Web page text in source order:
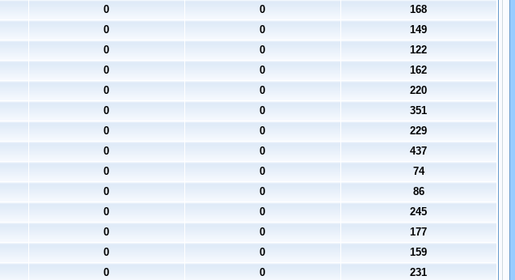
0 0
168
0 0
149
0 0
122
0 0
162
0 0
220
0 0
351
0 0
229
0 0
437
0 0
74
0 0
86
0 0
245
0 0
177
0 0
159
0 0 231